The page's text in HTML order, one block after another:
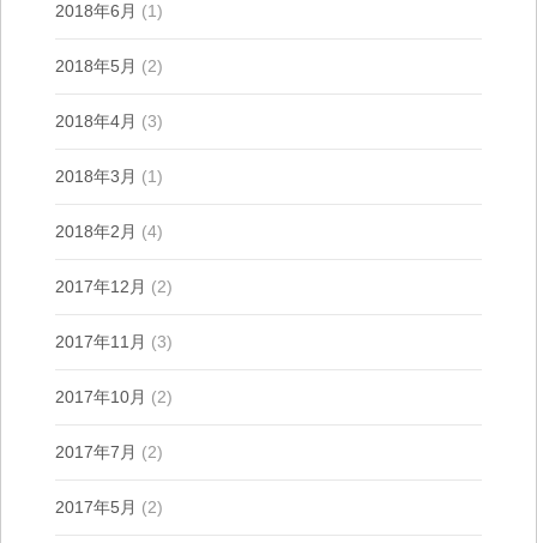
2018年6月 (1)
2018年5月 (2)
2018年4月 (3)
2018年3月 (1)
2018年2月 (4)
2017年12月 (2)
2017年11月 (3)
2017年10月 (2)
2017年7月 (2)
2017年5月 (2)